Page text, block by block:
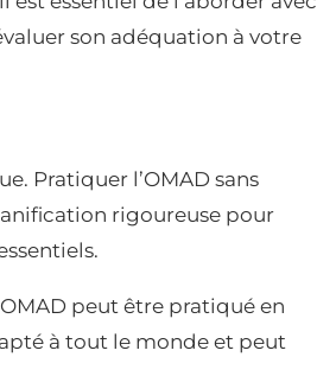
son adéquation à votre
Pratiquer l’OMAD sans
rigoureuse pour
peut être pratiqué en
à tout le monde et peut